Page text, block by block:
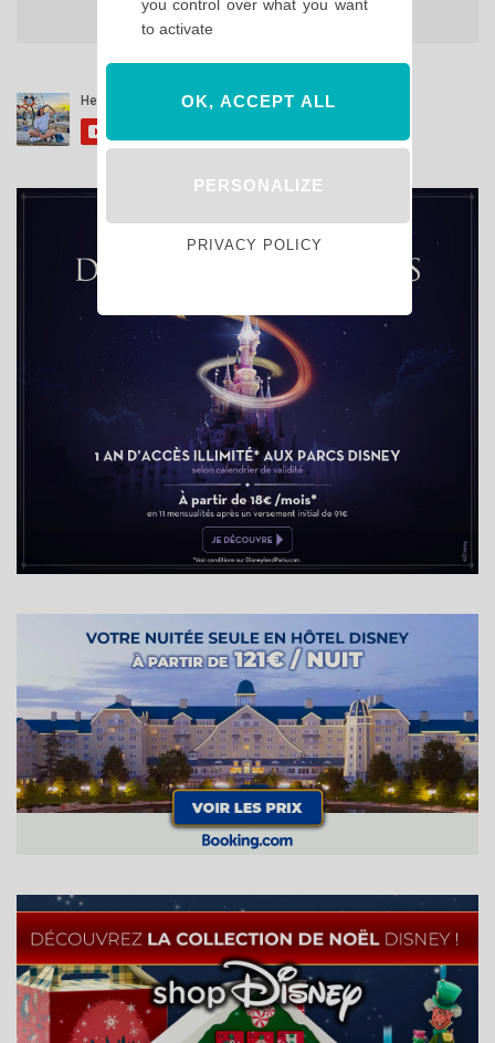
you control over what you want
to activate
OK, ACCEPT ALL
PERSONALIZE
PRIVACY POLICY